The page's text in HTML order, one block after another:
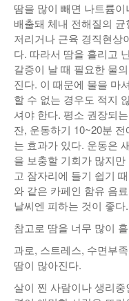
땀을 많이 빼면 나트륨
배출돼 체내 전해질의
저리거나 근육 경직현상
다. 따라서 땀을 흘리고
갈증이 날 때 필요한 물
진다. 이 때문에 물을 마
할 수 없는 경우도 적지
셔야 한다. 평소 권장되
잔, 운동하기 10~20분
는 효과가 있다. 운동은
을 보충할 기회가 많지
고 잠자리에 들기 쉽기
와 같은 카페인 함유 음
날씨엔 피하는 것이 좋다.
참고로 땀을 너무 많이
과로, 스트레스, 수면부
땀이 많아진다.
살이 찐 사람이나 생리